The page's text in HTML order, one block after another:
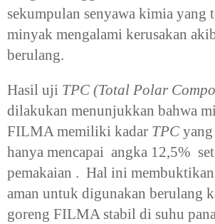
sekumpulan senyawa kimia yang
minyak mengalami kerusakan
berulang.
Hasil uji TPC (Total Polar
dilakukan menunjukkan bahwa
FILMA memiliki kadar TPC
hanya mencapai angka 12,5%
pemakaian . Hal ini
aman untuk digunakan berulang
goreng FILMA stabil di suhu